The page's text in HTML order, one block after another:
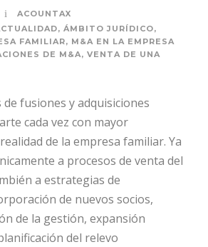
ACOUNTAX
, ÁMBITO JURÍDICO,
FAMILIAR, M&A EN LA EMPRESA
DE M&A, VENTA DE UNA
fusiones y adquisiciones
cada vez con mayor
de la empresa familiar. Ya
a procesos de venta del
a estrategias de
de nuevos socios,
de la gestión, expansión
del relevo